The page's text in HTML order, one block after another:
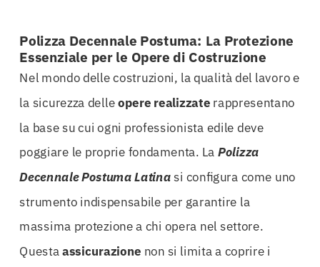
Polizza Decennale Postuma: La Protezione
Essenziale per le Opere di Costruzione
Nel mondo delle costruzioni, la qualità del lavoro e
la sicurezza delleopere realizzate rappresentano
la base su cui ogni professionista edile deve
poggiare le proprie fondamenta. La Polizza
Decennale Postuma Latinasi configura come uno
strumento indispensabile per garantire la
massima protezione a chi opera nel settore.
Questaassicurazione non si limita a coprire i